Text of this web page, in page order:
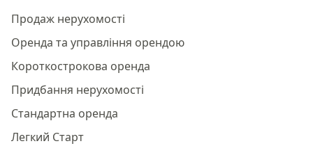
Продаж нерухомості
Оренда та управління орендою
Короткострокова оренда
Придбання нерухомості
Стандартна оренда
Легкий Старт